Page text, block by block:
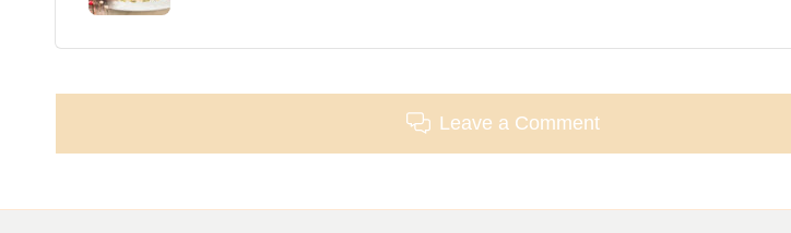
Leave a Comment